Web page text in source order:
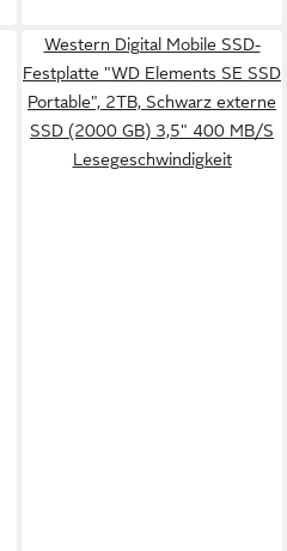
Western Digital Mobile SSD-
Festplatte "WD Elements SE SSD
Portable", 2TB, Schwarz externe
SSD (2000 GB) 3,5" 400 MB/S
Lesegeschwindigkeit